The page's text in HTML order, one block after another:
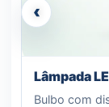
‹
Lâmpada
Bulbo com